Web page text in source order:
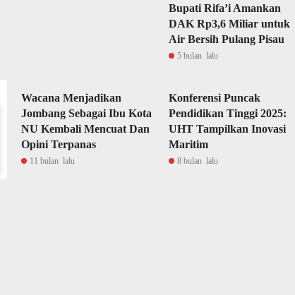
Bupati Rifa’i Amankan
DAK Rp3,6 Miliar untuk
Air Bersih Pulang Pisau
5 bulan lalu
Wacana Menjadikan
Jombang Sebagai Ibu Kota
NU Kembali Mencuat Dan
Opini Terpanas
11 bulan lalu
Konferensi Puncak
Pendidikan Tinggi 2025:
UHT Tampilkan Inovasi
Maritim
8 bulan lalu